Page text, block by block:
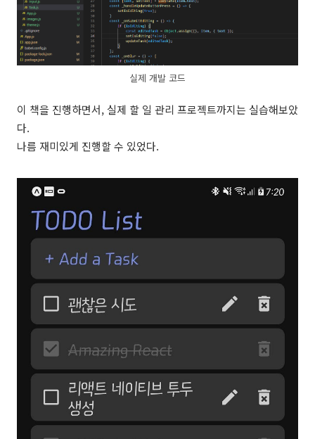
실제 개발 코드
이 책을 진행하면서, 실제 할 일 관리 프로젝트까지는 실습해보았
다.
나름 재미있게 진행할 수 있었다.